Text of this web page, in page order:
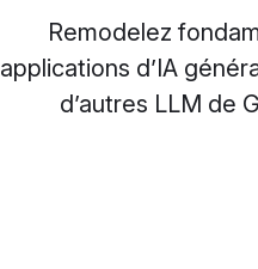
Remodelez
applications d’IA
d’autres LLM de